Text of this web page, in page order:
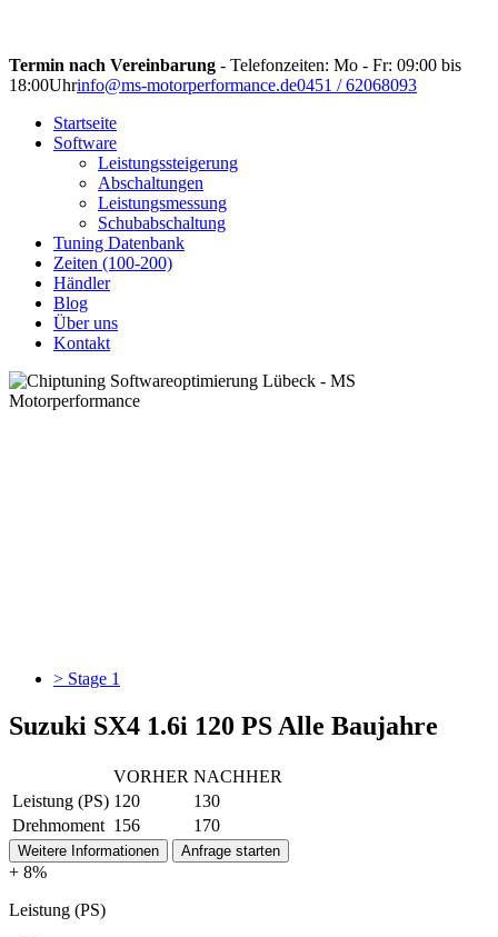
Termin nach Vereinbarung - Telefonzeiten: Mo - Fr: 09:00 bis
18:00Uhrinfo@ms-motorperformance.de0451 / 62068093
Startseite
Software
Leistungssteigerung
Abschaltungen
Leistungsmessung
Schubabschaltung
Tuning Datenbank
Zeiten (100-200)
Händler
Blog
Über uns
Kontakt
> Stage 1
Suzuki SX4 1.6i 120 PS Alle Baujahre
VORHER NACHHER
Leistung (PS) 120
130
Drehmoment 156 170
Weitere Informationen Anfrage starten
+ 8%
Leistung (PS)